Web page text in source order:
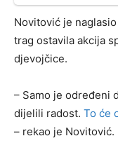
Novitović je
trag ostavila akcija
djevojčice.
– Samo je određeni
dijelili radost. To će
– rekao je Novitović.